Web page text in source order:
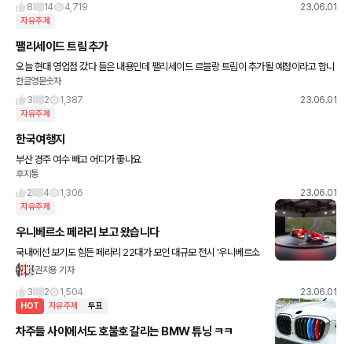
8
14 4,719 23.06.01
자유주제
팰리세이드 트림 추가
오늘 현대 영업점 갔다 들은 내용인데 팰리세이드 르블랑 트림이 추가될 예정이라고 합니
다. 혹시 자세한 사항 아시는분 계실까요?
한글영문숫자
3
2 1,387 23.06.01
자유주제
한국여행지
부산 경주 여수 빼고 어디가 좋나요
후지통
2
4 1,306 23.06.01
자유주제
우니베르소 페라리 보고 왔습니다
국내에선 보기도 힘든 페라리 22대가 모인 대규모 전시 '우니베르소
페라리'에 다녀왔습니다. 데뷔 70년을 맞는 250 GT부터 F40, F5
권지용 기자
3
2 1,504 23.06.01
HOT 자유주제 투표
차주들 사이에서도 호불호 갈리는 BMW 튜닝 ㅋㅋ